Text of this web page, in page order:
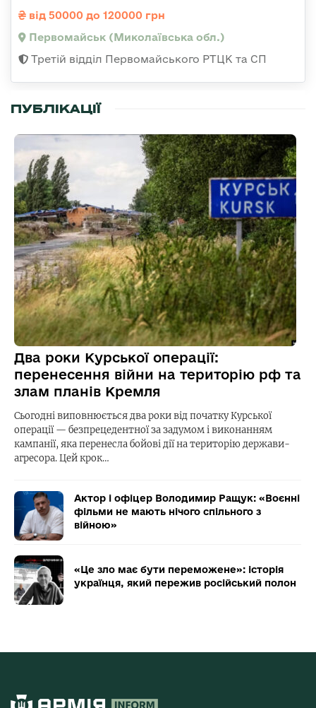
від 50000 до 120000 грн
Первомайськ (Миколаївська обл.)
Третій відділ Первомайського РТЦК та СП
ПУБЛІКАЦІЇ
Два роки Курської операції:
перенесення війни на територію рф та
злам планів Кремля
Сьогодні виповнюється два роки від початку Курської
операції — безпрецедентної за задумом і виконанням
кампанії, яка перенесла бойові дії на територію держави-
агресора. Цей крок…
Актор і офіцер Володимир Ращук: «Воєнні
фільми не мають нічого спільного з
війною»
«Це зло має бути переможене»: історія
українця, який пережив російський полон